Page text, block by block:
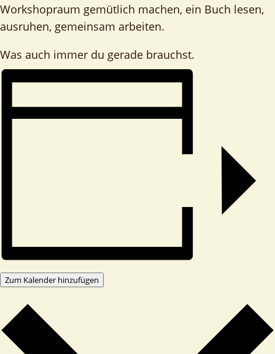
Workshopraum gemütlich machen, ein Buch lesen,
ausruhen, gemeinsam arbeiten.
Was auch immer du gerade brauchst.
Zum Kalender hinzufügen